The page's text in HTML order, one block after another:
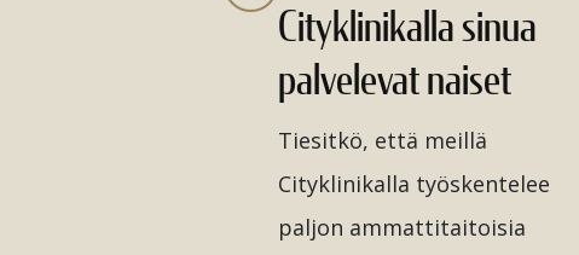
Cityklinikalla sinua
palvelevat naiset
Tiesitkö, että meillä
Cityklinikalla työskentelee
paljon ammattitaitoisia